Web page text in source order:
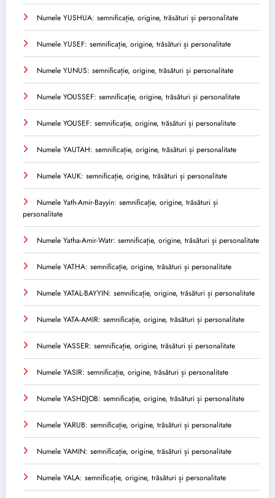
Numele YUSHUA: semnificație, origine, trăsături și personalitate
Numele YUSEF: semnificație, origine, trăsături și personalitate
Numele YUNUS: semnificație, origine, trăsături și personalitate
Numele YOUSSEF: semnificație, origine, trăsături și personalitate
Numele YOUSEF: semnificație, origine, trăsături și personalitate
Numele YAUTAH: semnificație, origine, trăsături și personalitate
Numele YAUK: semnificație, origine, trăsături și personalitate
Numele Yath-Amir-Bayyin: semnificație, origine, trăsături și
personalitate
Numele Yatha-Amir-Watr: semnificație, origine, trăsături și personalitate
Numele YATHA: semnificație, origine, trăsături și personalitate
Numele YATAL-BAYYIN: semnificație, origine, trăsături și personalitate
Numele YATA-AMIR: semnificație, origine, trăsături și personalitate
Numele YASSER: semnificație, origine, trăsături și personalitate
Numele YASIR: semnificație, origine, trăsături și personalitate
Numele YASHDJOB: semnificație, origine, trăsături și personalitate
Numele YARUB: semnificație, origine, trăsături și personalitate
Numele YAMIN: semnificație, origine, trăsături și personalitate
Numele YALA: semnificație, origine, trăsături și personalitate